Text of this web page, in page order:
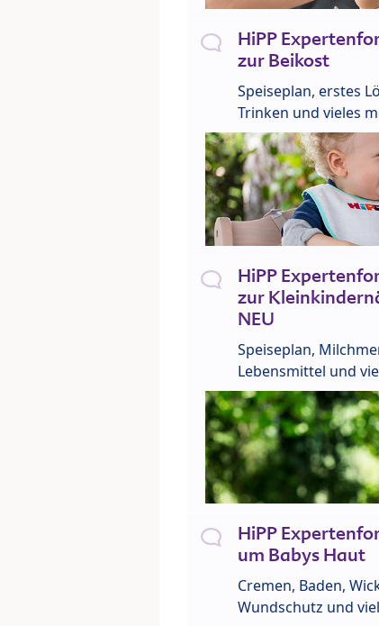
HiPP
zur Beikost
Speiseplan, erstes
Trinken und vieles
HiPP
zur
NEU
Speiseplan,
Lebensmittel und
HiPP
um Babys Haut
Cremen, Baden,
Wundschutz und